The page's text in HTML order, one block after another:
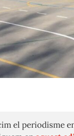
el periodisme